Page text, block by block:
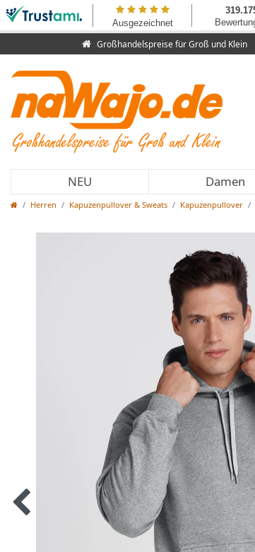
Großhandelspreise für Groß und Klein
NEU Damen
Herren Kapuzenpullover & Sweats Kapuzenpullover